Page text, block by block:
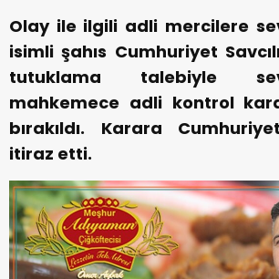
Olay ile ilgili adli mercilere
isimli şahıs Cumhuriyet
tutuklama talebiyle
mahkemece adli kontrol
bırakıldı. Karara Cumhuriyet
itiraz etti.